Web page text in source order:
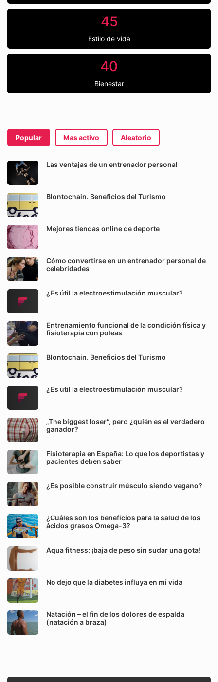
45
Estilo de vida
40
Bienestar
Popular Mas activo Aleatorio
Las ventajas de un entrenador personal
Blontochain. Beneficios del Turismo
Mejores tiendas online de deporte
Cómo convertirse en un entrenador personal de
celebridades
¿Es útil la electroestimulación muscular?
Entrenamiento funcional de la condición física y
fisioterapia con poleas
Blontochain. Beneficios del Turismo
¿Es útil la electroestimulación muscular?
„The biggest loser“, pero ¿quién es el verdadero
ganador?
Fisioterapia en España: Lo que los deportistas y
pacientes deben saber
¿Es posible construir músculo siendo vegano?
¿Cuáles son los beneficios para la salud de los
ácidos grasos Omega-3?
Aqua fitness: ¡baja de peso sin sudar una gota!
No dejo que la diabetes influya en mi vida
Natación – el fin de los dolores de espalda
(natación a braza)